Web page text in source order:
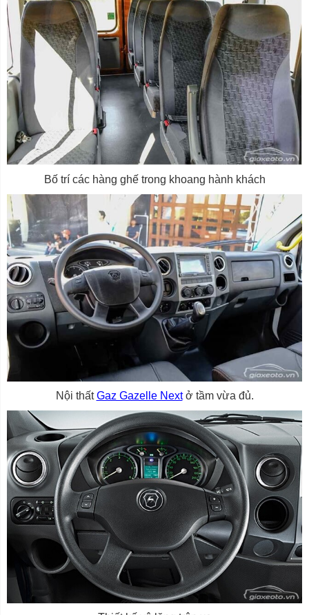
Bố trí các hàng ghế trong khoang hành khách
Nội thấtGaz Gazelle Nextở tầm vừa đủ.